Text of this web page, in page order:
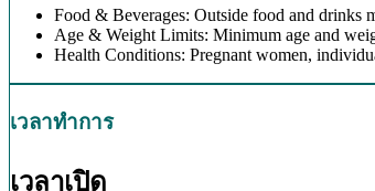
Food & Beverages: Outside food and drinks
Age & Weight Limits: Minimum age and
Health Conditions: Pregnant women,
เวลาทำการ
เวลาเปิด